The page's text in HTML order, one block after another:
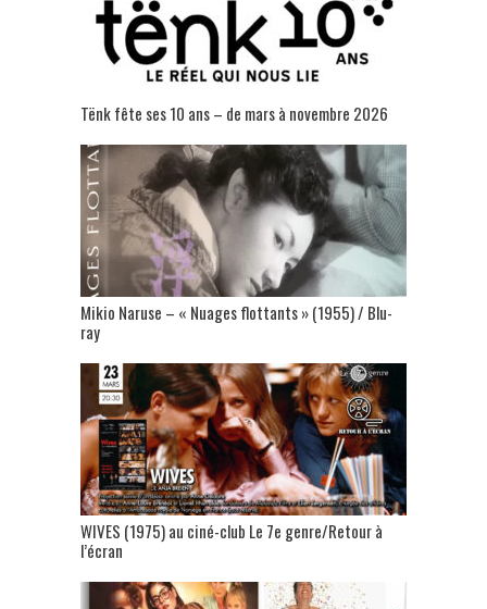
Tënk fête ses 10 ans – de mars à novembre 2026
Mikio Naruse – « Nuages flottants » (1955) / Blu-
ray
WIVES (1975) au ciné-club Le 7e genre/Retour à
l’écran